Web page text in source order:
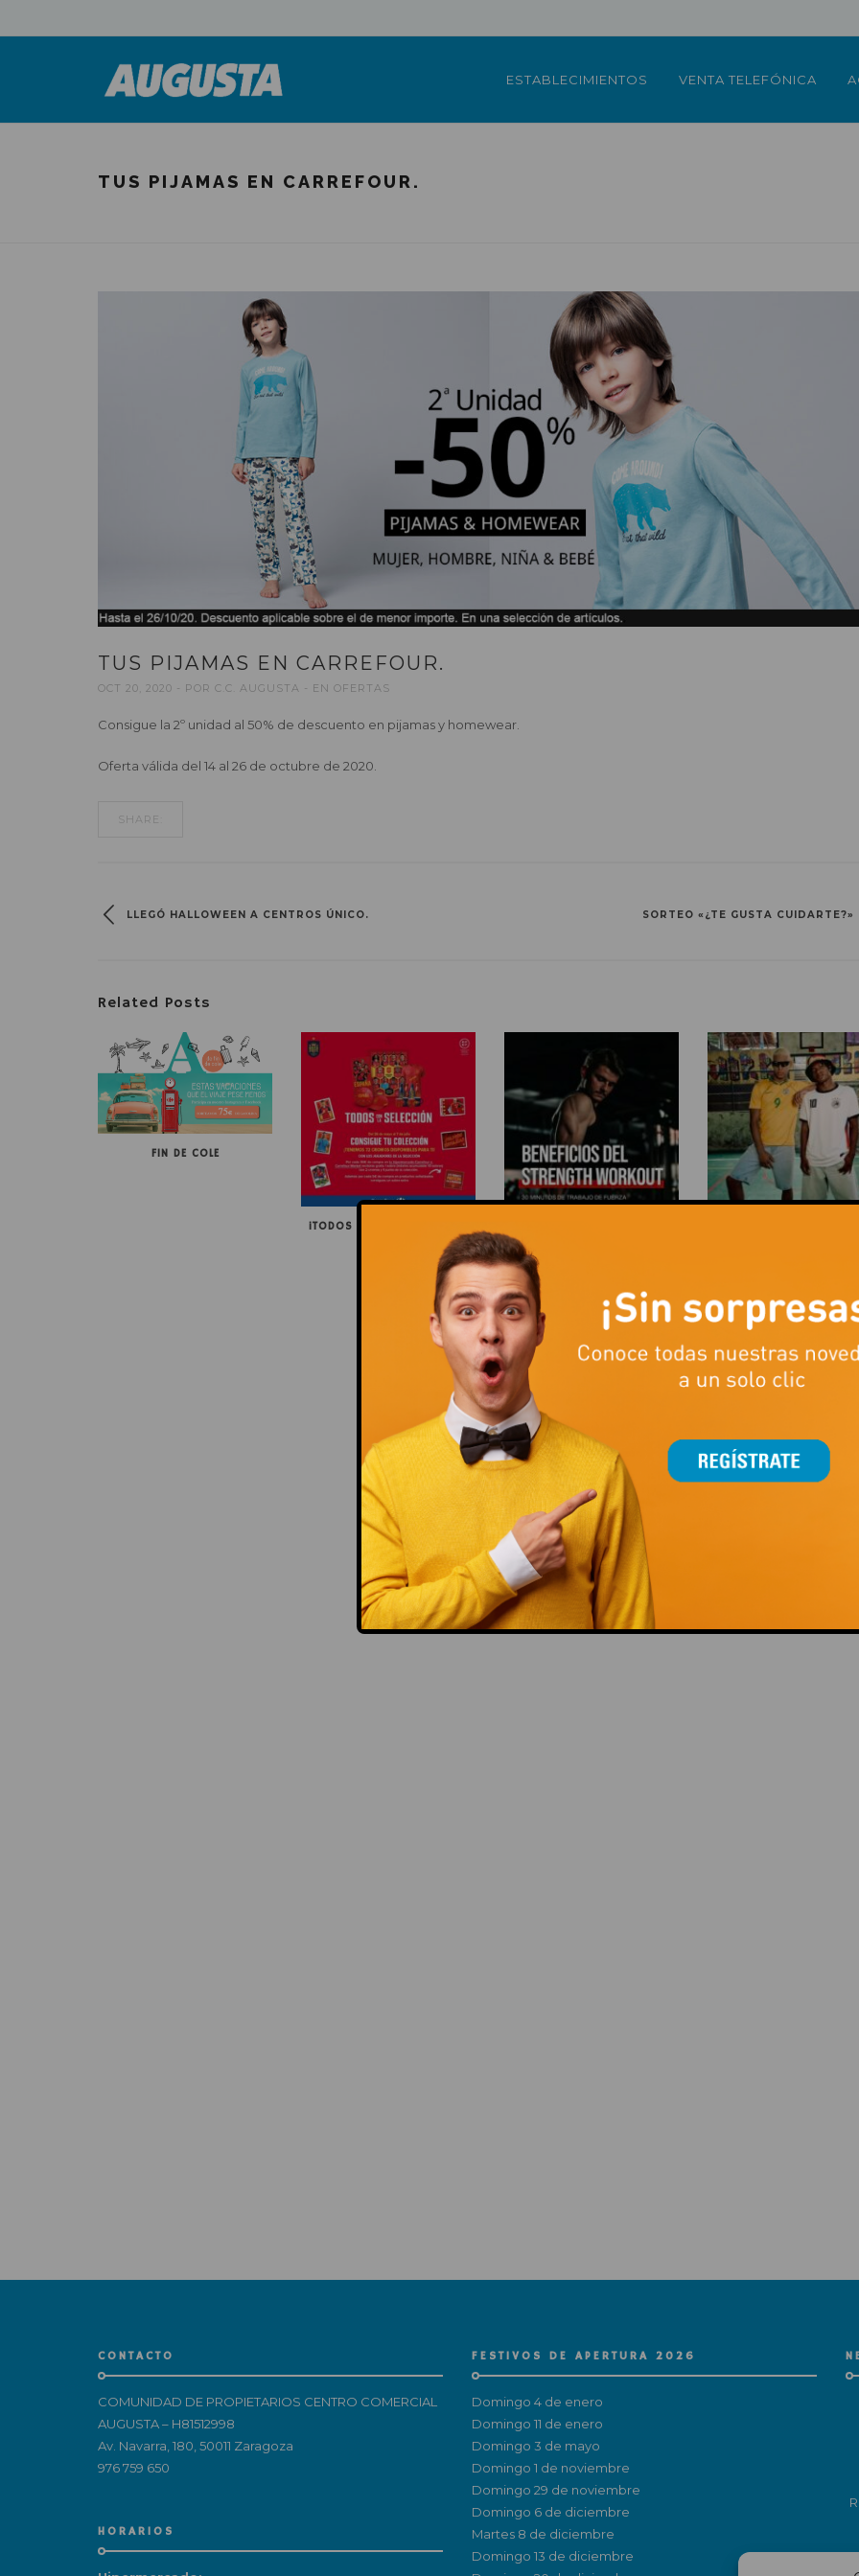
ESTABLECIMIENTOS VENTA TELEFÓNICA
TUS PIJAMAS EN CARREFOUR.
TUS PIJAMAS EN CARREFOUR.
OCT 20, 2020 POR C.C. AUGUSTA EN OFERTAS
Consigue la 2º unidad al 50% de descuento en pijamas y homewear.
Oferta válida del 14 al 26 de octubre de 2020.
SHARE:
LLEGÓ HALLOWEEN A CENTROS ÚNICO. SORTEO «¿TE GUSTA CUIDARTE?»
Related Posts
FIN DE COLE
¡TODOS CON LA SELECCIÓN!
ENTRENAR FUERZA ES MUCHO
MÁS QUE LEVANTAR PESO
ESTILAZO
CONTACTO
COMUNIDAD DE PROPIETARIOS CENTRO COMERCIAL
AUGUSTA – H81512998
Av. Navarra, 180, 50011 Zaragoza
976 759 650
HORARIOS
FESTIVOS DE APERTURA 2026
Domingo 4 de enero
Domingo 11 de enero
Domingo 3 de mayo
Domingo 1 de noviembre
Domingo 29 de noviembre
Domingo 6 de diciembre
Martes 8 de diciembre
Domingo 13 de diciembre